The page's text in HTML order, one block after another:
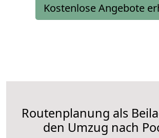
Kostenlose Angebote
Routenplanung als
den Umzug nach